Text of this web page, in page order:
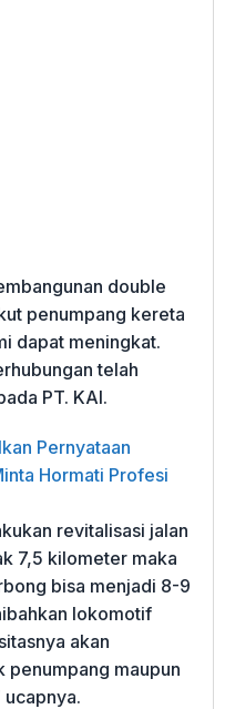
double
penumpang kereta
dapat meningkat.
telah
PT. KAI.
Pernyataan
Hormati Profesi
revitalisasi jalan
7,5 kilometer maka
bisa menjadi 8-9
lokomotif
akan
penumpang maupun
ucapnya.